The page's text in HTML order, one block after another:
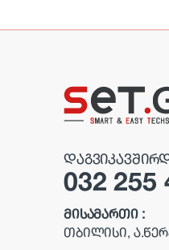
032 255
ᲛᲘᲡᲐᲛᲐᲠᲗᲘ :
ᲗᲑᲘᲚᲘᲡᲘ,